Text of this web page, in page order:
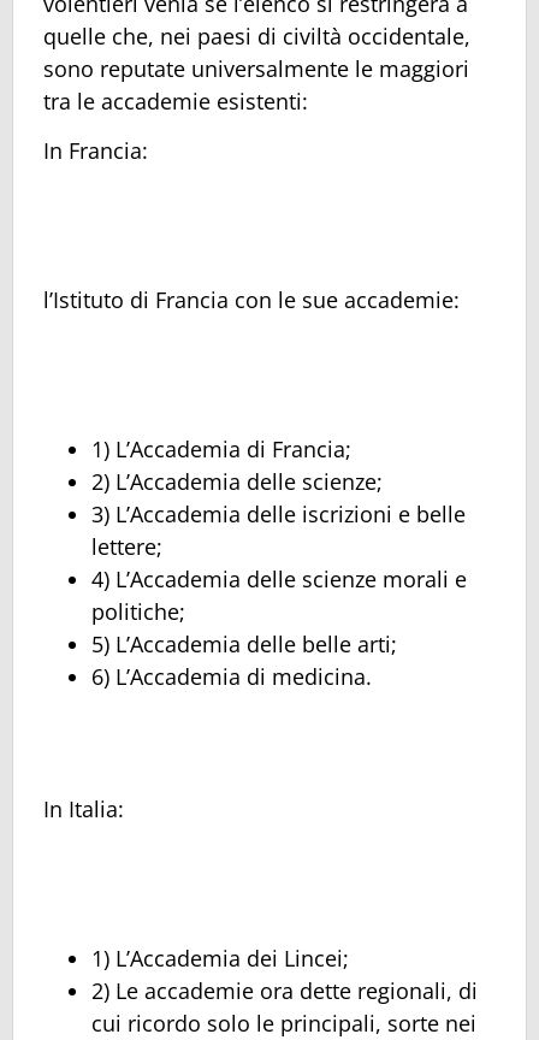
quelle che, nei paesi di civiltà occidentale,
sono reputate universalmente le maggiori
tra le accademie esistenti:
In Francia:
l’Istituto di Francia con le sue accademie:
1) L’Accademia di Francia;
2) L’Accademia delle scienze;
3) L’Accademia delle iscrizioni e belle
lettere;
4) L’Accademia delle scienze morali e
politiche;
5) L’Accademia delle belle arti;
6) L’Accademia di medicina.
In Italia:
1) L’Accademia dei Lincei;
2) Le accademie ora dette regionali, di
cui ricordo solo le principali, sorte nei